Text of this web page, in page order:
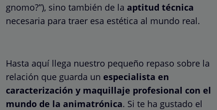
gnomo?”), sino también de la aptitud técnica
necesaria para traer esa estética al mundo real.
Hasta aquí llega nuestro pequeño repaso sobre la
relación que guarda un especialista en
caracterización y maquillaje profesional con el
mundo de la animatrónica. Si te ha gustado el